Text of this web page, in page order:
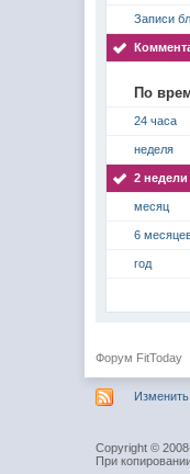
Записи
По
24 часа
неделя
2 недели
месяц
6
год
Форум FitToday
Copyright ©
При